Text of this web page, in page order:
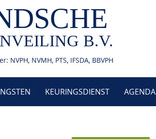
B.V.
NVPH, NVMH, PTS, IFSDA, BBVPH
KEURINGSDIENST AGENDA